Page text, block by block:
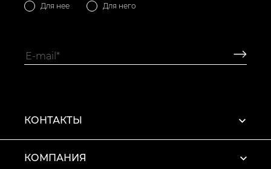
Для нее Для него
КОНТАКТЫ
КОМПАНИЯ